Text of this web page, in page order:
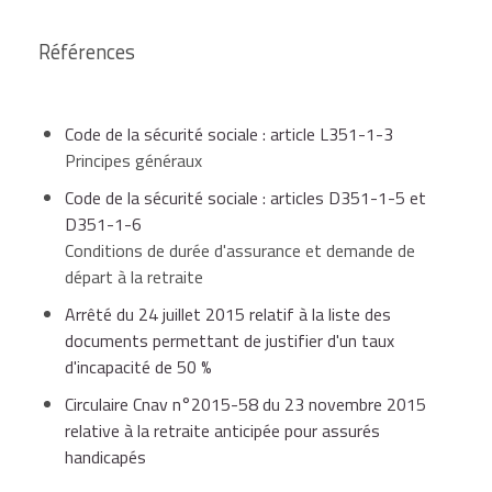
respecter, depuis que le handicap est reconnu, en fonction
de l'année de naissance et de l'âge minimum de départ à la
Année de
naissance
Âge de
départ à
envisagé
(minimum)
Durée
(en
trimestres)
Durée
cotisée (en
trimestres)
1954 59 ans 85 65
Vous devez adresser l'attestation, puis le formulaire
Caisse d'assurance retraite et de la santé au
travail (Carsat)
Site internet
Références
Code de la sécurité sociale : article L351-1-3
Principes généraux
Code de la sécurité sociale : articles D351-1-5 et
D351-1-6
Conditions de durée d'assurance et demande de
départ à la retraite
Arrêté du 24 juillet 2015 relatif à la liste des
documents permettant de justifier d'un taux
d'incapacité de 50 %
Circulaire Cnav n°2015-58 du 23 novembre 2015
relative à la retraite anticipée pour assurés
handicapés